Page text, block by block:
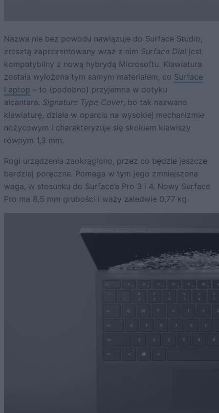
Nazwa nie bez powodu nawiązuje do Surface Studio,
zresztą zaprezentowany wraz z nim Surface Dial jest
kompatybilny z nową hybrydą Microsoftu. Klawiatura
została wyłożona tym samym materiałem, co Surface
Laptop – to (podobno) przyjemna w dotyku
alcantara. Signature Type Cover, bo tak nazwano
klawiaturę, działa w oparciu na wysokiej mechanizmie
nożycowym i charakteryzuje się skokiem klawiszy
równym 1,3 mm.
Rogi urządzenia zaokrąglono, przez co będzie jeszcze
bardziej poręczne. Pomaga w tym jego zmniejszona
waga, w stosunku do Surface’a Pro 3 i 4. Nowy Surface
Pro ma 8,5 mm grubości i waży zaledwie 0,77 kg.